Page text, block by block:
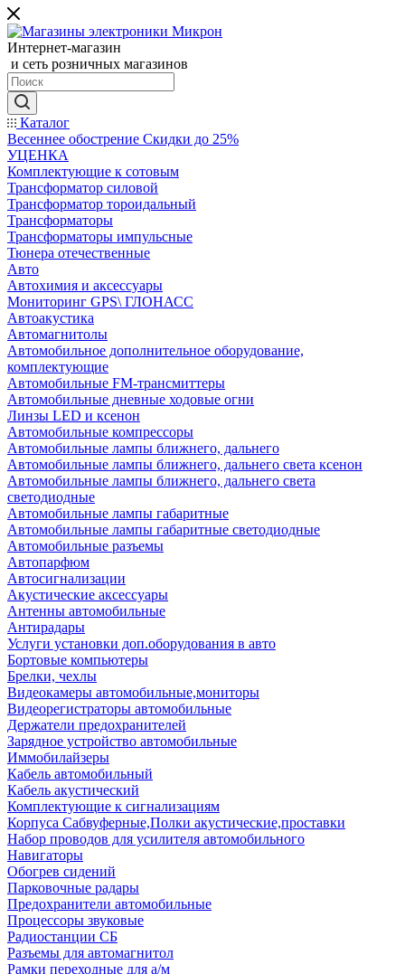
Интернет-магазин
и сеть розничных магазинов
Каталог
Весеннее обострение Скидки до 25%
УЦЕНКА
Комплектующие к сотовым
Трансформатор силовой
Трансформатор тороидальный
Трансформаторы
Трансформаторы импульсные
Тюнера отечественные
Авто
Автохимия и аксессуары
Мониторинг GPS\ ГЛОНАСС
Автоакустика
Автомагнитолы
Автомобильное дополнительное оборудование,
комплектующие
Автомобильные FM-трансмиттеры
Автомобильные дневные ходовые огни
Линзы LED и ксенон
Автомобильные компрессоры
Автомобильные лампы ближнего, дальнего
Автомобильные лампы ближнего, дальнего света ксенон
Автомобильные лампы ближнего, дальнего света
светодиодные
Автомобильные лампы габаритные
Автомобильные лампы габаритные светодиодные
Автомобильные разъемы
Автопарфюм
Автосигнализации
Акустические аксессуары
Антенны автомобильные
Антирадары
Услуги установки доп.оборудования в авто
Бортовые компьютеры
Брелки, чехлы
Видеокамеры автомобильные,мониторы
Видеорегистраторы автомобильные
Держатели предохранителей
Зарядное устройство автомобильные
Иммобилайзеры
Кабель автомобильный
Кабель акустический
Комплектующие к сигнализациям
Корпуса Сабвуферные,Полки акустические,проставки
Набор проводов для усилителя автомобильного
Навигаторы
Обогрев сидений
Парковочные радары
Предохранители автомобильные
Процессоры звуковые
Радиостанции СБ
Разъемы для автомагнитол
Рамки переходные для а/м